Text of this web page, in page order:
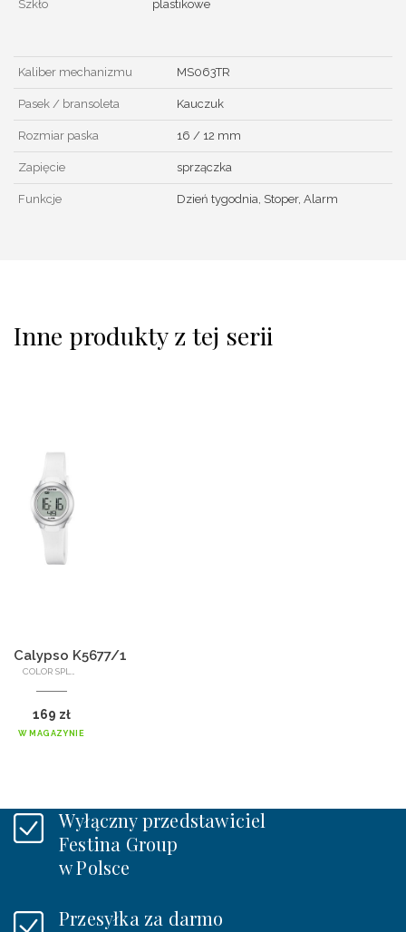
Szkło plastikowe
Kaliber mechanizmu MS063TR
Pasek / bransoleta Kauczuk
Rozmiar paska 16 / 12 mm
Zapięcie sprzączka
Funkcje Dzień tygodnia, Stoper, Alarm
Inne produkty z tej serii
Calypso K5677/1
169 zł
W MAGAZYNIE
Wyłączny przedstawiciel
Festina Group
w Polsce
Przesyłka za darmo